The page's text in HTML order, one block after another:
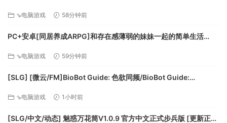
灵魂吞噬加能系统
利用独特的能量提升系统、战略性地选择增强的功能。
⇘电脑游戏 58分钟前
PC+安卓[同居养成ARPG]和存在感薄弱的妹妹一起的简单生活
生活[3.3G]百度/迅雷/UC/夸克
⇘电脑游戏 59分钟前
[SLG] [微云/FM]BioBot Guide: 色欲同频/BioBot Guide:
⇘电脑游戏 1小时前
[SLG/中文/动态] 魅惑万花筒V1.0.9 官方中文正式步兵版 [更新正式